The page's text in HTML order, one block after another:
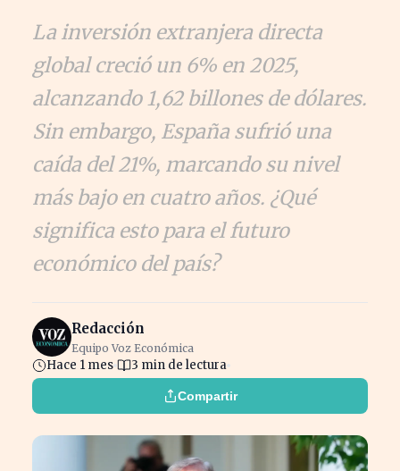
La inversión extranjera directa
global creció un 6% en 2025,
alcanzando 1,62 billones de dólares.
Sin embargo, España sufrió una
caída del 21%, marcando su nivel
más bajo en cuatro años. ¿Qué
significa esto para el futuro
económico del país?
Redacción
Equipo Voz Económica
Hace 1 mes 3 min de lectura
Compartir